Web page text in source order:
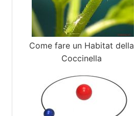
Come fare un Habitat della
Coccinella